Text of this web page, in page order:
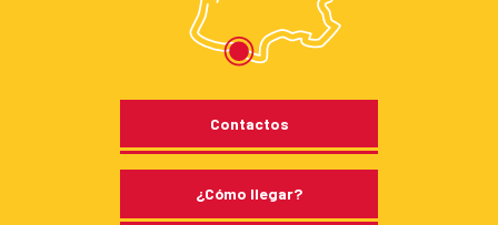
Contactos
¿Cómo llegar?